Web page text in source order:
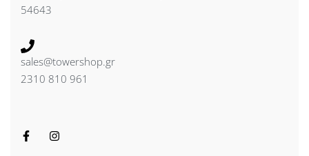
54643
sales@towershop.gr
2310 810 961